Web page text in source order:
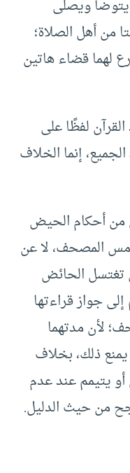
يتوضأ ويصلى
من أهل الصلاة؛
لهما قضاء هاتين
لفظًا على
إنما الخلاف
من أحكام الحيض
المصحف، لا عن
الحائض
جواز قراءتها
لأن مدتهما
ذلك، بخلاف
يتيمم عند عدم
من حيث الدليل.